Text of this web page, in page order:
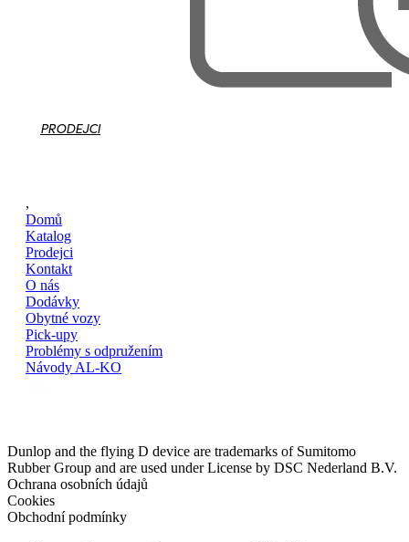
PRODEJCI
,
Domů
Katalog
Prodejci
Kontakt
O nás
Dodávky
Obytné vozy
Pick-upy
Problémy s odpružením
Návody AL-KO
Dunlop and the flying D device are trademarks of Sumitomo
Rubber Group and are used under License by DSC Nederland B.V.
Ochrana osobních údajů
Cookies
Obchodní podmínky